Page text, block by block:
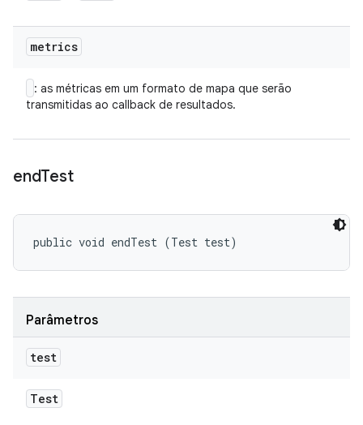
metrics
: as métricas em um formato de mapa que serão
transmitidas ao callback de resultados.
endTest
public void endTest (Test test)
Parâmetros
test
Test